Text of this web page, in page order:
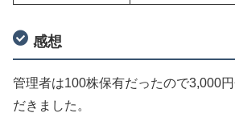
感想
管理者は100株保有だったので3,000
だきました。